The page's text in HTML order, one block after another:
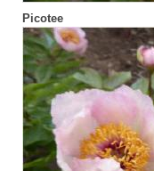
Picotee